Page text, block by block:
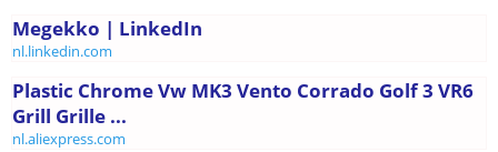
Megekko | LinkedIn
nl.linkedin.com
Plastic Chrome Vw MK3 Vento Corrado Golf 3 VR6
Grill Grille ...
nl.aliexpress.com